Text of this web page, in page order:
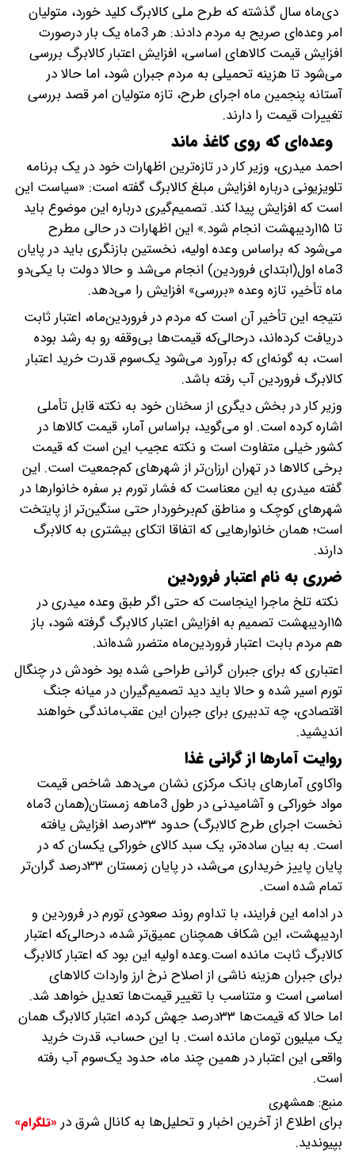
دی‌ماه سال گذشته که طرح ملی کالابرگ کلید خورد، متولیان
امر وعده‌ای صریح به مردم دادند: هر 3ماه یک ‌بار درصورت
افزایش قیمت کالاهای اساسی، افزایش اعتبار کالابرگ بررسی
می‌شود تا هزینه تحمیلی به مردم جبران شود، اما حالا در
آستانه پنجمین‌ ماه اجرای طرح، تازه متولیان امر قصد بررسی
تغییرات قیمت را دارند.
وعده‌ای که روی کاغذ ماند
احمد میدری، وزیر کار در تازه‌ترین اظهارات خود در یک برنامه
تلویزیونی درباره افزایش مبلغ کالابرگ گفته است: «سیاست این
است که افزایش پیدا کند. تصمیم‌گیری درباره این موضوع باید
تا ۱۵اردیبهشت انجام شود.» این اظهارات در حالی مطرح
می‌شود که براساس وعده اولیه، نخستین بازنگری باید در پایان
3‌ماه‌ اول(ابتدای فروردین) انجام می‌شد و حالا دولت با یکی‌دو
ماه تأخیر، تازه وعده «بررسی» افزایش را می‌دهد.
نتیجه این تأخیر آن است که مردم در فروردین‌ماه، اعتبار ثابت
دریافت کرده‌اند، درحالی‌که قیمت‌ها بی‌وقفه رو به رشد بوده
است، به‌ گونه‌ای که برآورد می‌شود یک‌سوم قدرت خرید اعتبار
کالابرگ فروردین آب رفته باشد.
وزیر کار در بخش دیگری از سخنان خود به نکته قابل ‌تأملی
اشاره کرده است. او می‌گوید، براساس آمار، قیمت کالاها در
کشور خیلی متفاوت است و نکته عجیب این است که قیمت
برخی کالاها در تهران ارزان‌تر از شهرهای کم‌جمعیت است. این
گفته میدری به این معناست که فشار تورم بر سفره خانوارها در
شهرهای کوچک و مناطق کم‌برخوردار حتی سنگین‌تر از پایتخت
است؛ همان خانوارهایی که اتفاقا اتکای بیشتری به کالابرگ
دارند.
ضرری به نام اعتبار فروردین
نکته تلخ ماجرا اینجاست که حتی اگر طبق وعده میدری در
۱۵اردیبهشت تصمیم به افزایش اعتبار کالابرگ گرفته شود، باز
هم مردم بابت اعتبار فروردین‌ماه متضرر شده‌اند.
اعتباری که برای جبران گرانی طراحی شده بود خودش در چنگال
تورم اسیر شده و حالا باید دید تصمیم‌گیران در میانه جنگ
اقتصادی، چه تدبیری برای جبران این عقب‌ماندگی خواهند
اندیشید.
روایت آمارها از گرانی غذا
واکاوی آمارهای بانک مرکزی نشان می‌دهد شاخص قیمت
مواد خوراکی و آشامیدنی در طول 3‌ماهه زمستان(همان 3ماه
نخست اجرای طرح کالابرگ) حدود ۳۳درصد افزایش یافته
است. به بیان ساده‌تر، یک سبد کالای خوراکی یکسان که در
پایان پاییز خریداری می‌شد، در پایان زمستان ۳۳درصد گران‌تر
تمام ‌شده است.
در ادامه این فرایند، با تداوم روند صعودی تورم در فروردین و
اردیبهشت، این شکاف همچنان عمیق‌تر شده، درحالی‌که اعتبار
کالابرگ ثابت مانده است.‌وعده اولیه این بود که اعتبار کالابرگ
برای جبران هزینه ناشی از اصلاح نرخ ارز واردات کالاهای
اساسی است و متناسب با تغییر قیمت‌ها تعدیل خواهد شد.
اما حالا که قیمت‌ها ۳۳درصد جهش کرده‌، اعتبار کالابرگ همان
یک‌ میلیون تومان مانده است. با این حساب، قدرت خرید
واقعی این اعتبار در همین چند ماه، حدود یک‌سوم آب رفته
است.
منبع: همشهری
برای اطلاع از آخرین اخبار و تحلیل‌ها به کانال شرق در «تلگرام»
بپیوندید.